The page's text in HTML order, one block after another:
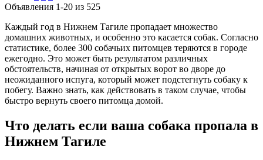
Объявления 1-20 из 525
Каждый год в Нижнем Тагиле пропадает множество
домашних животных, и особенно это касается собак. Согласно
статистике, более 300 собачьих питомцев теряются в городе
ежегодно. Это может быть результатом различных
обстоятельств, начиная от открытых ворот во дворе до
неожиданного испуга, который может подстегнуть собаку к
побегу. Важно знать, как действовать в таком случае, чтобы
быстро вернуть своего питомца домой.
Что делать если ваша собака пропала в
Нижнем Тагиле